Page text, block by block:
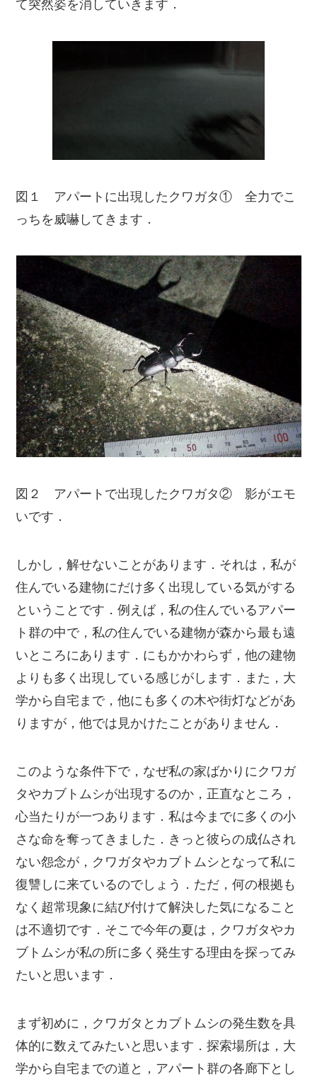
て突然姿を消していきます．
図１ アパートに出現したクワガタ① 全力でこ
っちを威嚇してきます．
図２ アパートで出現したクワガタ② 影がエモ
いです．
しかし，解せないことがあります．それは，私が
住んでいる建物にだけ多く出現している気がする
ということです．例えば，私の住んでいるアパー
ト群の中で，私の住んでいる建物が森から最も遠
いところにあります．にもかかわらず，他の建物
よりも多く出現している感じがします．また，大
学から自宅まで，他にも多くの木や街灯などがあ
りますが，他では見かけたことがありません．
このような条件下で，なぜ私の家ばかりにクワガ
タやカブトムシが出現するのか，正直なところ，
心当たりが一つあります．私は今までに多くの小
さな命を奪ってきました．きっと彼らの成仏され
ない怨念が，クワガタやカブトムシとなって私に
復讐しに来ているのでしょう．ただ，何の根拠も
なく超常現象に結び付けて解決した気になること
は不適切です．そこで今年の夏は，クワガタやカ
ブトムシが私の所に多く発生する理由を探ってみ
たいと思います．
まず初めに，クワガタとカブトムシの発生数を具
体的に数えてみたいと思います．探索場所は，大
学から自宅までの道と，アパート群の各廊下とし